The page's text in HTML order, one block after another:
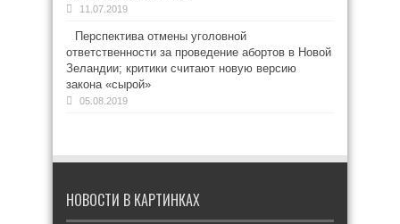
11.07.2019
Перспектива отмены уголовной
ответственности за проведение абортов в Новой
Зеландии; критики считают новую версию
закона «сырой»
05.08.2019
НОВОСТИ В КАРТИНКАХ